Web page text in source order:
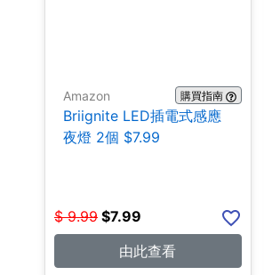
Amazon 購買指南
Briignite LED插電式感應
夜燈 2個 $7.99
$ 9.99 $7.99
由此查看